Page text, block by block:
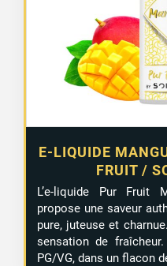
E-LIQUIDE
FRUIT /
L’e-liquide Pur Fruit
propose une saveur
pure, juteuse et
sensation de
PG/VG, dans un flacon